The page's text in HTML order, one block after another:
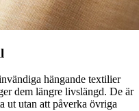
hängande textilier
dem längre livslängd. De är
ut utan att påverka övriga